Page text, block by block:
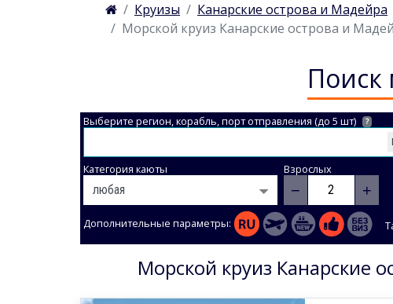
Круизы Канарские острова и Мадейра
Морской круиз Канарские острова и
Поиск
Выберите регион, корабль, порт отправления (до 5 шт) ?
Категория каюты Взрослых
− +
Дополнительные параметры:
Морской круиз Канарские